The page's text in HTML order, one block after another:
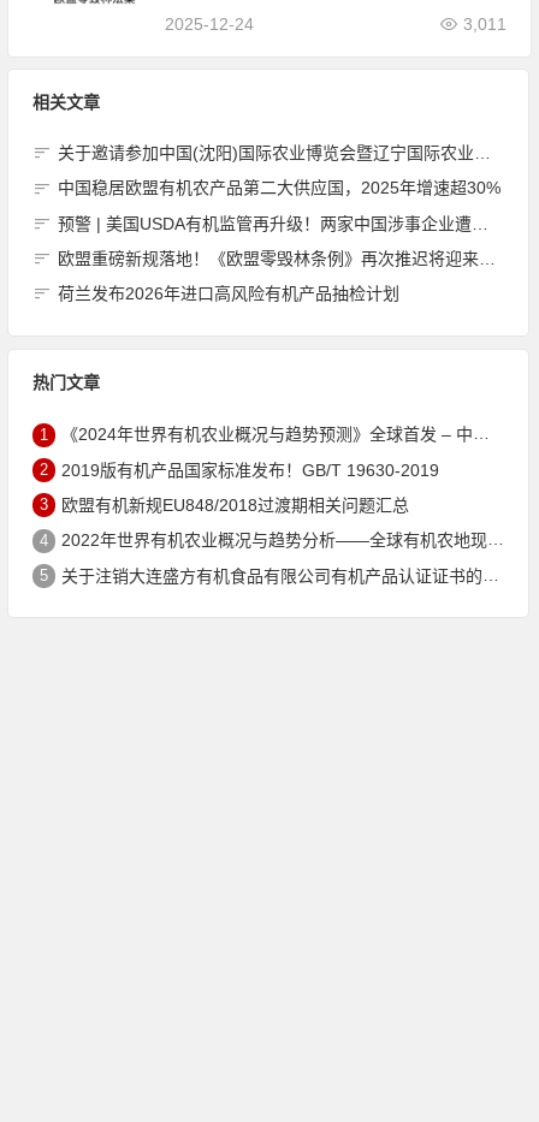
规负担大幅减轻
2025-12-24 3,011
相关文章
关于邀请参加中国(沈阳)国际农业博览会暨辽宁国际农业博览会的函
中国稳居欧盟有机农产品第二大供应国，2025年增速超30%
预警 | 美国USDA有机监管再升级！两家中国涉事企业遭严查，2025年进口数据全面公开
欧盟重磅新规落地！《欧盟零毁林条例》再次推迟将迎来重大调整，企业合规负担大幅减轻
荷兰发布2026年进口高风险有机产品抽检计划
热门文章
1 《2024年世界有机农业概况与趋势预测》全球首发 – 中国有机市场规模跻身世界第三
2 2019版有机产品国家标准发布！GB/T 19630-2019
3 欧盟有机新规EU848/2018过渡期相关问题汇总
4 2022年世界有机农业概况与趋势分析——全球有机农地现状与有机食品（含饮料）市场
5 关于注销大连盛方有机食品有限公司有机产品认证证书的公告